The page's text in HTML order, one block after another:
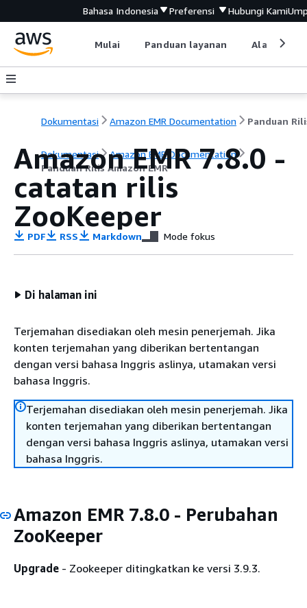
Bahasa Indonesia Preferensi Hubungi Kami
Mulai Panduan layanan Alat
Dokumentasi Amazon EMR Documentation
Dokumentasi
Amazon EMR Documentation
Panduan Rilis Amazon EMR
Amazon EMR 7.8.0 -
catatan rilis
ZooKeeper
PDF RSS Markdown Mode fokus
Di halaman ini
Terjemahan disediakan oleh mesin penerjemah. Jika
konten terjemahan yang diberikan bertentangan
dengan versi bahasa Inggris aslinya, utamakan versi
bahasa Inggris.
Terjemahan disediakan oleh mesin penerjemah. Jika
konten terjemahan yang diberikan bertentangan
dengan versi bahasa Inggris aslinya, utamakan versi
bahasa Inggris.
Amazon EMR 7.8.0 - Perubahan
ZooKeeper
Upgrade - Zookeeper ditingkatkan ke versi 3.9.3.